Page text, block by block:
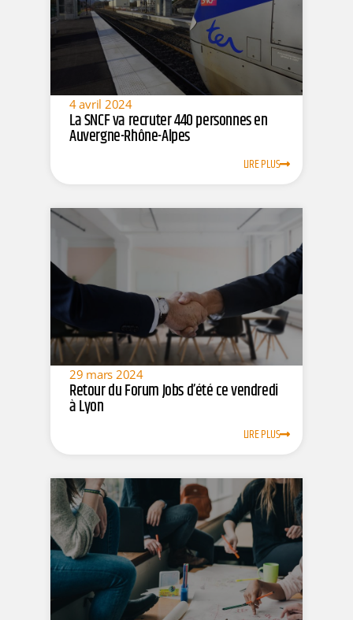
4 avril 2024
La SNCF va recruter 440 personnes en
Auvergne-Rhône-Alpes
LIRE PLUS
29 mars 2024
Retour du Forum Jobs d’été ce vendredi
à Lyon
LIRE PLUS